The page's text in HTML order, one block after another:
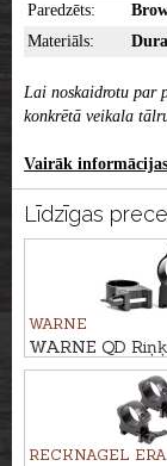
Paredzēts:
Materiāls:
Lai noskaidrotu par
konkrētā veikala
Vairāk
Līdzīgas
WARNE
WARNE QD
WEAVER/
Ø30mm, BH-
RECKNAGEL ERA